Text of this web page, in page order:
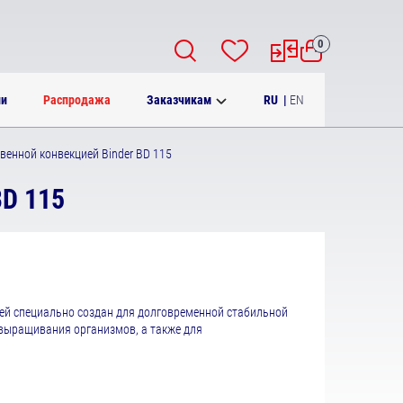
Распродажа Заказчикам RU | EN
0
конвекцией Binder BD 115
115
специально создан для долговременной стабильной
организмов, а также для